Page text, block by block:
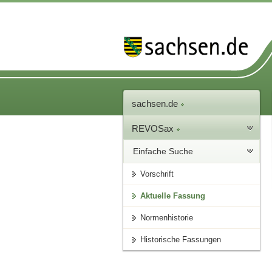
sachsen.de
REVOSax
Einfache Suche
Vorschrift
Aktuelle Fassung
Normenhistorie
Historische Fassungen